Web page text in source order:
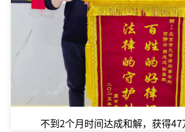
不到2个月时间达成和解，获得